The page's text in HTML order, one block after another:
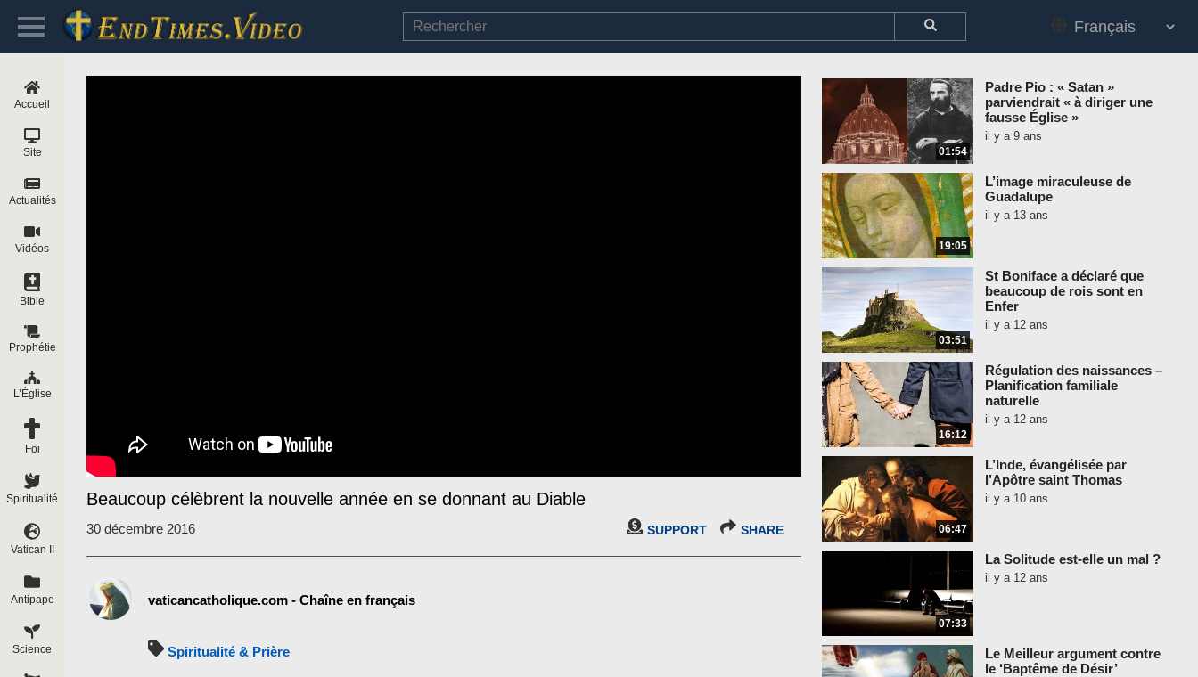
Beaucoup célèbrent la nouvelle année en se donnant au Diable
30 décembre 2016 SUPPORT SHARE
vaticancatholique.com - Chaîne en français
Spiritualité & Prière
01:54
Padre Pio : « Satan »
parviendrait « à diriger une
fausse Église »
il y a 9 ans
19:05
L’image miraculeuse de
Guadalupe
il y a 13 ans
03:51
St Boniface a déclaré que
beaucoup de rois sont en
Enfer
il y a 12 ans
16:12
Régulation des naissances –
Planification familiale
naturelle
il y a 12 ans
06:47
L’Inde, évangélisée par
l’Apôtre saint Thomas
il y a 10 ans
07:33
La Solitude est-elle un mal ?
il y a 12 ans
Le Meilleur argument contre
le ‘Baptême de Désir’
Accueil
Site
Actualités
Vidéos
Bible
Prophétie
L’Église
Foi
Spiritualité
Vatican II
Antipape
Science